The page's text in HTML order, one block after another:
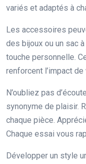
variés et adaptés à
Les accessoires
des bijoux ou un sac
touche personnelle.
renforcent l’impact
N’oubliez pas
synonyme de plaisir.
chaque pièce.
Chaque essai vous
Développer un style